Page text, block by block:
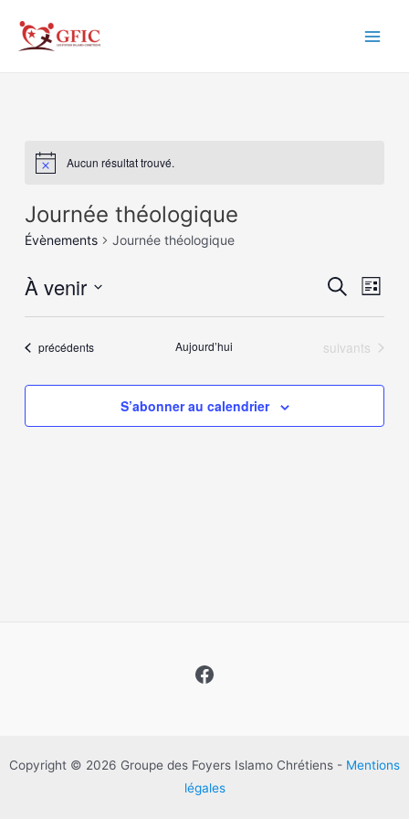
contenu
Aucun résultat trouvé.
Journée théologique
Évènements Journée théologique
et
Recherche
de
Liste
À venir
date.
Évènements
précédents Aujourd’hui Évènements
suivants
S’abonner au calendrier
Facebook
Copyright © 2026 Groupe des Foyers Islamo Chrétiens - Mentions
légales